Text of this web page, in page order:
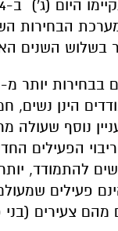
הבחירות
בשלוש השנים
הינן נשים,
נוסף שעולה
הפעילים
פעילים
צעירים (בני